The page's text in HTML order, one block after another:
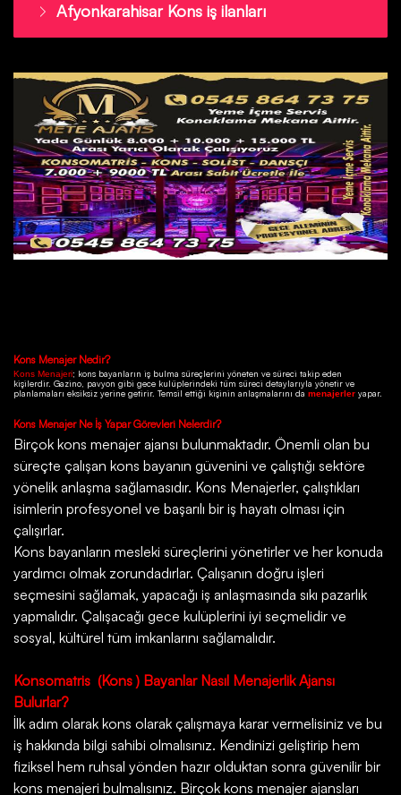
Afyonkarahisar Kons iş ilanları
Kons Menajer Nedir?
Kons Menajeri; kons bayanların iş bulma süreçlerini yöneten ve süreci takip eden
kişilerdir. Gazino, pavyon gibi gece kulüplerindeki tüm süreci detaylarıyla yönetir ve
planlamaları eksiksiz yerine getirir. Temsil ettiği kişinin anlaşmalarını da menajerler yapar.
Kons Menajer Ne İş Yapar Görevleri Nelerdir?
Birçok kons menajer ajansı bulunmaktadır. Önemli olan bu
süreçte çalışan kons bayanın güvenini ve çalıştığı sektöre
yönelik anlaşma sağlamasıdır. Kons Menajerler, çalıştıkları
isimlerin profesyonel ve başarılı bir iş hayatı olması için
çalışırlar.
Kons bayanların mesleki süreçlerini yönetirler ve her konuda
yardımcı olmak zorundadırlar. Çalışanın doğru işleri
seçmesini sağlamak, yapacağı iş anlaşmasında sıkı pazarlık
yapmalıdır. Çalışacağı gece kulüplerini iyi seçmelidir ve
sosyal, kültürel tüm imkanlarını sağlamalıdır.
Konsomatris (Kons ) Bayanlar Nasıl Menajerlik Ajansı
Bulurlar?
İlk adım olarak kons olarak çalışmaya karar vermelisiniz ve bu
iş hakkında bilgi sahibi olmalısınız. Kendinizi geliştirip hem
fiziksel hem ruhsal yönden hazır olduktan sonra güvenilir bir
kons menajeri bulmalısınız. Birçok kons menajer ajansları